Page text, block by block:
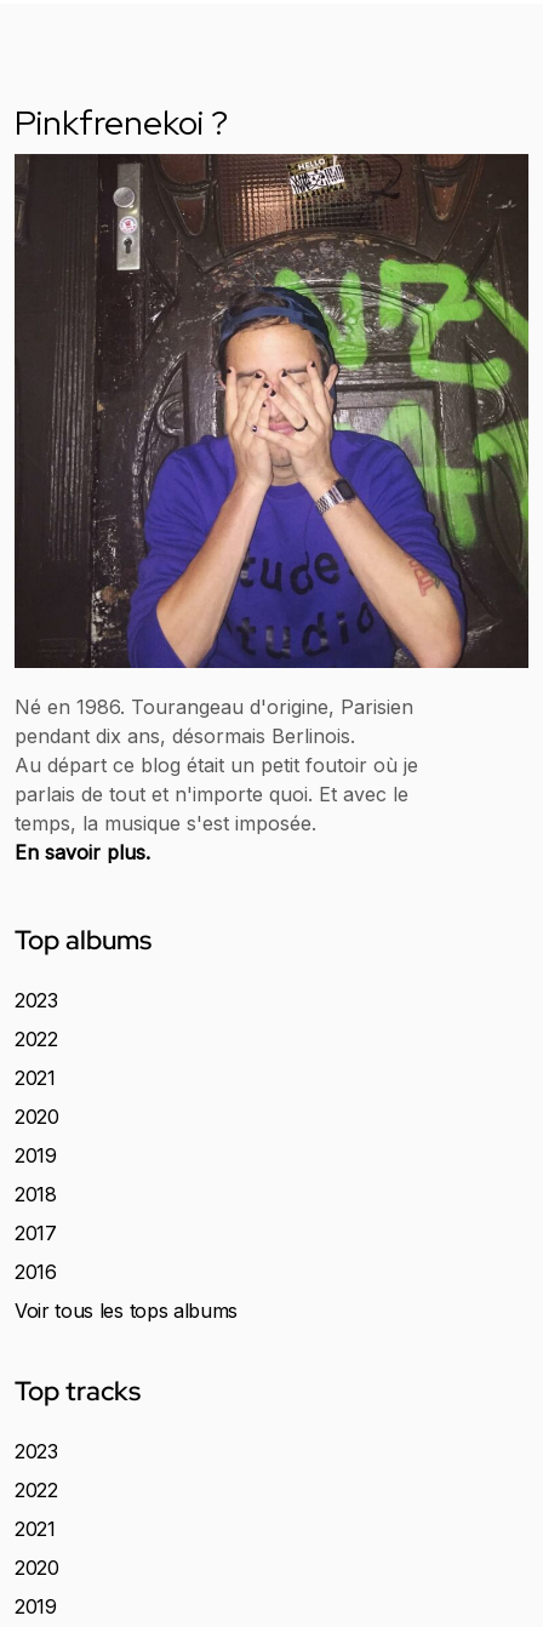
Pinkfrenekoi ?
Né en 1986. Tourangeau d'origine, Parisien
pendant dix ans, désormais Berlinois.
Au départ ce blog était un petit foutoir où je
parlais de tout et n'importe quoi. Et avec le
temps, la musique s'est imposée.
En savoir plus.
Top albums
2023
2022
2021
2020
2019
2018
2017
2016
Voir tous les tops albums
Top tracks
2023
2022
2021
2020
2019